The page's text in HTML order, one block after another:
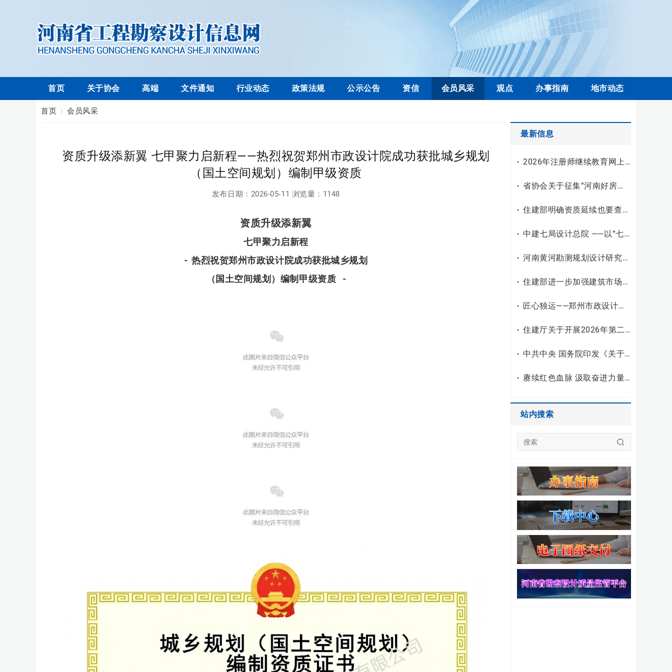
首页 关于协会 高端 文件通知 行业动态 政策法规 公示公告 资信 会员风采 观点 办事指南 地市动态
首页 会员风采
资质升级添新翼 七甲聚力启新程——热烈祝贺郑州市政设计院成功获批城乡规划
（国土空间规划）编制甲级资质
发布日期： 2026-05-11 浏览量： 1148
资质升级添新翼
七甲聚力启新程
- 热烈祝贺郑州市政设计院成功获批城乡规划
（国土空间规划）编制甲级资质 -
最新信息
2026年注册师继续教育网上学习操作流程
省协会关于征集“河南好房子”优秀设计案例的通知
住建部明确资质延续也要查注册人员近两年申报轨迹
中建七局设计总院 ——以“七个一”红色教育厚植底蕴，凝聚高质量发展奋进力量
河南黄河勘测规划设计研究院有限公司招聘公告
住建部进一步加强建筑市场监管，持续优化建筑市场环境
匠心独运——郑州市政设计院典型案例系列之桥隧设计
住建厅关于开展2026年第二批河南省住房城乡建设科学技术计划项目结项验收工作的通知
中共中央 国务院印发《关于加强新时代社会工作的意见》
赓续红色血脉 汲取奋进力量——郑州大学综合设计院党支部联合公司人才流动总支赴豫南开展红色教育主题党日活动
站内搜索